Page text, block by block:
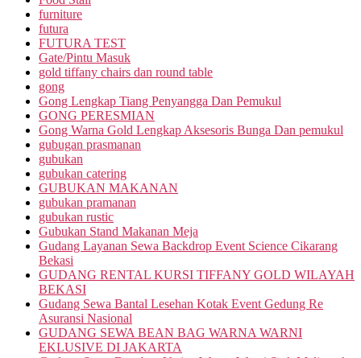
furniture
futura
FUTURA TEST
Gate/Pintu Masuk
gold tiffany chairs dan round table
gong
Gong Lengkap Tiang Penyangga Dan Pemukul
GONG PERESMIAN
Gong Warna Gold Lengkap Aksesoris Bunga Dan pemukul
gubugan prasmanan
gubukan
gubukan catering
GUBUKAN MAKANAN
gubukan pramanan
gubukan rustic
Gubukan Stand Makanan Meja
Gudang Layanan Sewa Backdrop Event Science Cikarang
Bekasi
GUDANG RENTAL KURSI TIFFANY GOLD WILAYAH
BEKASI
Gudang Sewa Bantal Lesehan Kotak Event Gedung Re
Asuransi Nasional
GUDANG SEWA BEAN BAG WARNA WARNI
EKLUSIVE DI JAKARTA